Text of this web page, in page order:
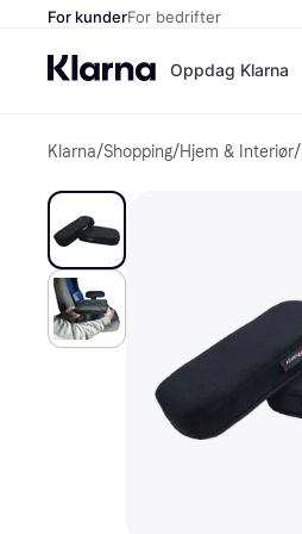
For kunderFor bedrifter
Oppdag Klarna
Klarna/Shopping/Hjem & Interiør/